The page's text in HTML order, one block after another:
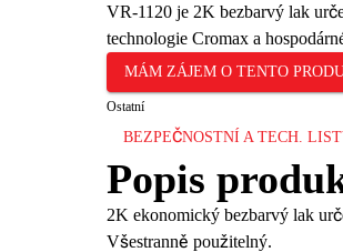
VR-1120 je 2K bezbarvý lak
technologie Cromax a
MÁM ZÁJEM O TENTO
Ostatní
BEZPEČNOSTNÍ A TECH.
Popis
2K ekonomický bezbarvý lak
Všestranně použitelný.